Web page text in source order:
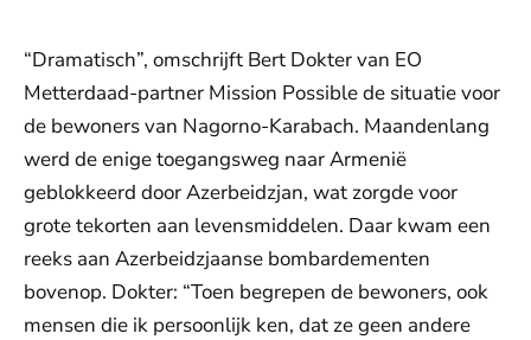
“Dramatisch”, omschrijft Bert Dokter van EO
Metterdaad-partner Mission Possible de situatie voor
de bewoners van Nagorno-Karabach. Maandenlang
werd de enige toegangsweg naar Armenië
geblokkeerd door Azerbeidzjan, wat zorgde voor
grote tekorten aan levensmiddelen. Daar kwam een
reeks aan Azerbeidzjaanse bombardementen
bovenop. Dokter: “Toen begrepen de bewoners, ook
mensen die ik persoonlijk ken, dat ze geen andere